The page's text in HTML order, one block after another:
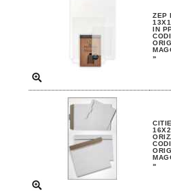
ZEP
IN
»
»